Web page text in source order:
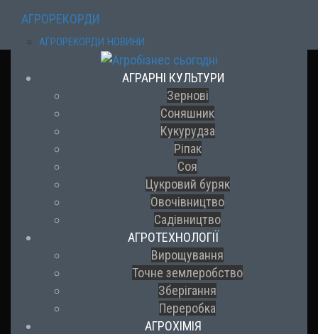
АГРОРЕКОРДИ
АГРОРЕКОРДИ НОВИНИ
АГРАРНІ КУЛЬТУРИ
Зернові
Соняшник
Кукурудза
Ріпак
Соя
Цукровий буряк
Овочівництво
Садівництво
АГРОТЕХНОЛОГІЇ
Вирощування
Точне землеробство
Зберігання
Переробка
АГРОХІМІЯ